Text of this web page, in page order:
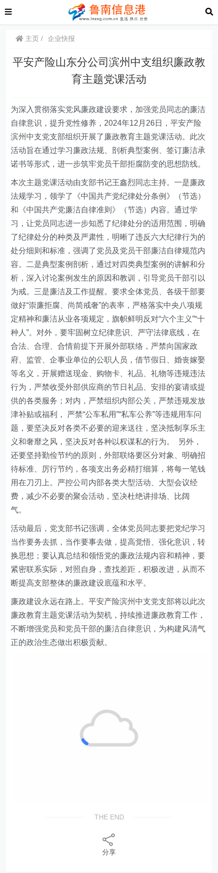
主页 企业快报
平安产险山东分公司滨州中支组织廉政教
育主题党课活动
为深入贯彻落实党风廉政建设要求，加强党员同志的廉洁
自律意识，提升党性修养， 2024年12月26日 ，平安产险
滨州中支党支部组织开展了廉政教育主题党课活动。此次
活动旨在通过学习廉政法规、剖析典型案例、签订廉洁承
诺书等形式，进一步筑牢党员干部拒腐防变的思想防线。
本次主题党课活动由支部书记王鑫烈同志主持。一是廉政
法规学习，领学了《中国共产党纪律处分条例》（节选）
和《中国共产党廉洁自律准则》（节选）内容。通过学
习，让党员同志进一步知悉了纪律处分的适用范围，明确
了纪律处分的种类及严肃性，明晰了违反六大纪律行为的
处分细则和标准，强调了党员及党员干部廉洁自律规范内
容。二是典型案例剖析，通过对四类典型案例的讲解和分
析，深入讨论案例发生的原因和教训，引导党员干部引以
为戒。 三是廉洁及工作提醒。要求全体党员、各级干部要
做好“崇廉拒腐、尚简戒奢”的表率，严格落实中央八项规
定精神和廉洁从业各项规定，旗帜鲜明反对“六个主义”“十
种人”。对外，要牢固树立纪律意识、严守法律底线，在
合法、合理、合情前提下开展外部联络，严禁向国家政
府、监管、企事业单位的公职人员，借节假日、婚丧嫁娶
等名义，开展赠送现金、购物卡、礼品、礼物等违规违法
行为，严禁收受外部供应商的节日礼品、安排的宴请或提
供的各类服务；对内，严禁组织内部公关，严禁违规发放
津补贴或福利， 严禁“公车私用”“私车公养”等违规用车问
题，要坚决反对各类不必要的迎来送往，坚决抵制享乐主
义和奢靡之风，坚决反对各种以权谋私的行为。 另外，
还要坚持勤俭节约的原则，外部联络要区分对象、明确招
待标准、厉行节约，各项支出务必精打细算，将每一笔钱
用在刀刃上。严控公司内部各类大型活动、大型会议经
费，减少不必要的聚会活动，坚决杜绝讲排场、比阔
气。
活动最后，党支部书记强调，全体党员同志要把党纪学习
当作要务去抓，当作要事去做，提高觉悟、强化意识，转
换思想；要认真总结和领悟党的廉政法规内容和精神，要
紧密联系实际，对照自身，查找差距，积极改进，从而不
断提高支部整体的廉政建设底蕴和水平。
廉政建设永远在路上。平安产险滨州中支党支部将以此次
廉政教育主题党课活动为契机，持续推进廉政教育工作，
不断增强党员和党员干部的廉洁自律意识，为构建风清气
正的政治生态做出积极贡献。
THE END
分享